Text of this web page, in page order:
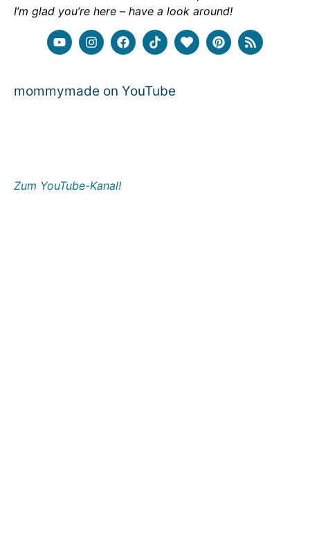
I’m glad you’re here – have a look around!
mommymade on YouTube
Zum YouTube-Kanal!